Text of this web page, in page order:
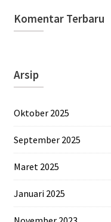
Komentar Terbaru
Arsip
Oktober 2025
September 2025
Maret 2025
Januari 2025